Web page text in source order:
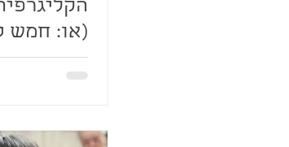
(או: חמש
יוצאות